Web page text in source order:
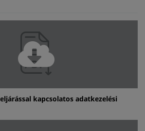
kapcsolatos adatkezelési